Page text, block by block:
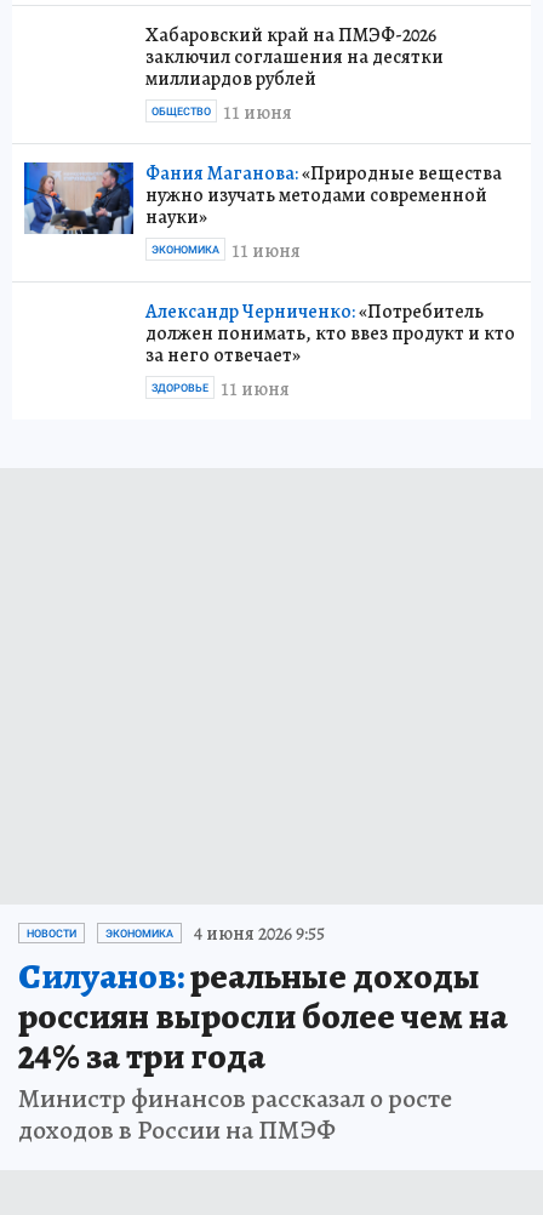
Хабаровский край на ПМЭФ-2026
заключил соглашения на десятки
миллиардов рублей
11 июня
ОБЩЕСТВО
Фания Маганова:«Природные вещества
нужно изучать методами современной
науки»
11 июня
ЭКОНОМИКА
Александр Черниченко:«Потребитель
должен понимать, кто ввез продукт и кто
за него отвечает»
11 июня
ЗДОРОВЬЕ
НОВОСТИ ЭКОНОМИКА 4 июня 2026 9:55
Силуанов:реальные доходы
россиян выросли более чем на
24% за три года
Министр финансов рассказал о росте
доходов в России на ПМЭФ